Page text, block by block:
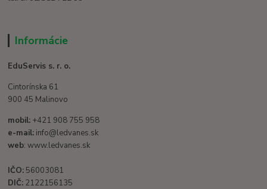
Informácie
EduServis s. r. o.
Cintorínska 61
900 45 Malinovo
mobil: +421 908 755 958
e-mail: info@ledvanes.sk
web: www.ledvanes.sk
IČO: 56003081
DIČ: 2122156135